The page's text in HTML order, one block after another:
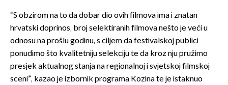
“S obzirom na to da dobar dio ovih filmova ima i znatan
hrvatski doprinos, broj selektiranih filmova nešto je veći u
odnosu na prošlu godinu, s ciljem da festivalskoj publici
ponudimo što kvalitetniju selekciju te da kroz nju pružimo
presjek aktualnog stanja na regionalnoj i svjetskoj filmskoj
sceni”, kazao je izbornik programa Kozina te je istaknuo